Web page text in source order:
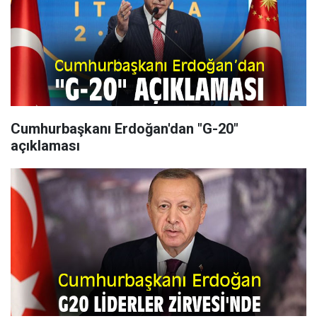
Cumhurbaşkanı Erdoğan'dan "G-20"
açıklaması